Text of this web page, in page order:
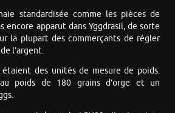
standardisée comme les pièces de
encore apparut dans Yggdrasil, de sorte
la plupart des commerçants de régler
l’argent.
des unités de mesure de poids.
poids de 180 grains d’orge et un